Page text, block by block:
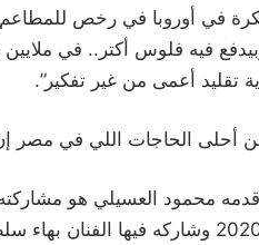
فكرة في أوروبا في رخص
فيه فلوس أكتر.. في ملايين
تقليد أعمى من غير تفكير”.
أحلى الحاجات اللي في مصر
محمود العسيلي هو مشاركته